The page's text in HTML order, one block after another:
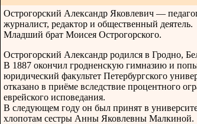
Острогорский Александр Яковлевич —
журналист, редактор и общественный деятель.
Младший брат Моисея Острогорского.
Острогорский Александр родился в Гродно,
В 1887 окончил гродненскую гимназию и
юридический факультет Петербургского
отказано в приёме вследствие процентного
еврейского исповедания.
В следующем году он был принят в
хлопотам сестры Анны Яковлевны Малкиной.